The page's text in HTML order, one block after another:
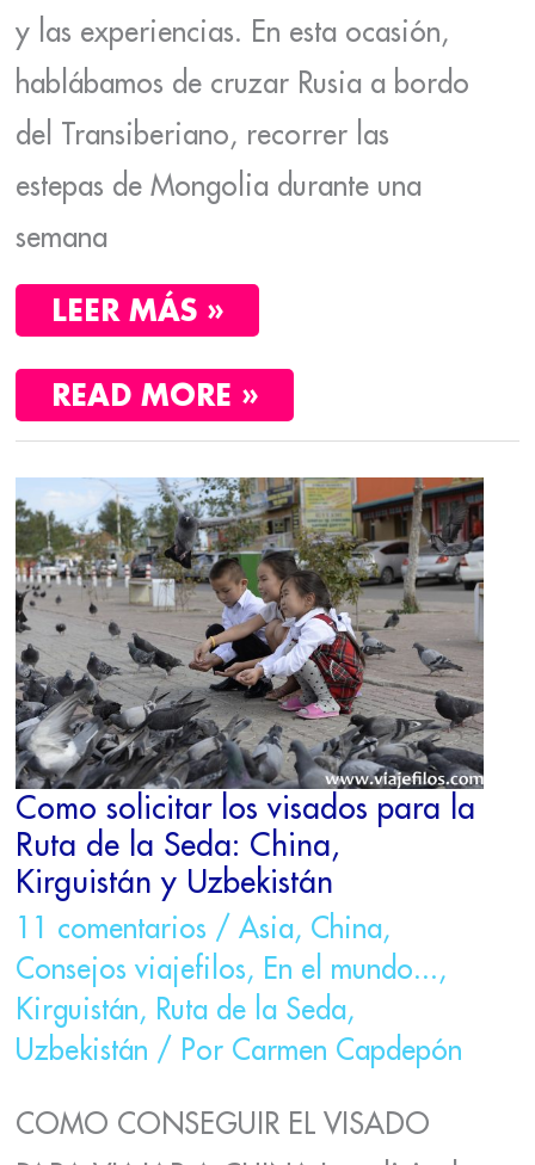
y las experiencias. En esta ocasión,
hablábamos de cruzar Rusia a bordo
del Transiberiano, recorrer las
estepas de Mongolia durante una
semana
LEER MÁS »
READ MORE »
Como solicitar los visados para la
Ruta de la Seda: China,
Kirguistán y Uzbekistán
11 comentarios / Asia, China,
Consejos viajefilos, En el mundo...,
Kirguistán, Ruta de la Seda,
Uzbekistán / Por Carmen Capdepón
COMO CONSEGUIR EL VISADO
COMO
SOLICITAR
LOS
VISADOS
PARA
LA
RUTA
DE
LA
SEDA:
CHINA,
KIRGUISTÁN
Y
UZBEKISTÁN